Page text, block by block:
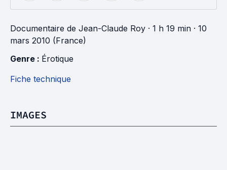
Documentaire de Jean-Claude Roy · 1 h 19 min · 10
mars 2010 (France)
Genre : Érotique
Fiche technique
IMAGES